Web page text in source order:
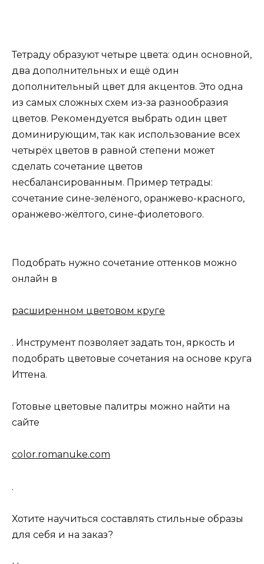
Тетраду образуют четыре цвета: один основной,
два дополнительных и ещё один
дополнительный цвет для акцентов. Это одна
из самых сложных схем из-за разнообразия
цветов. Рекомендуется выбрать один цвет
доминирующим, так как использование всех
четырёх цветов в равной степени может
сделать сочетание цветов
несбалансированным. Пример тетрады:
сочетание сине-зелёного, оранжево-красного,
оранжево-жёлтого, сине-фиолетового.
Подобрать нужно сочетание оттенков можно
онлайн в
расширенном цветовом круге
. Инструмент позволяет задать тон, яркость и
подобрать цветовые сочетания на основе круга
Иттена.
Готовые цветовые палитры можно найти на
сайте
color.romanuke.com
.
Хотите научиться составлять стильные образы
для себя и на заказ?